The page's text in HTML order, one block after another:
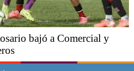
bajó a Comercial y